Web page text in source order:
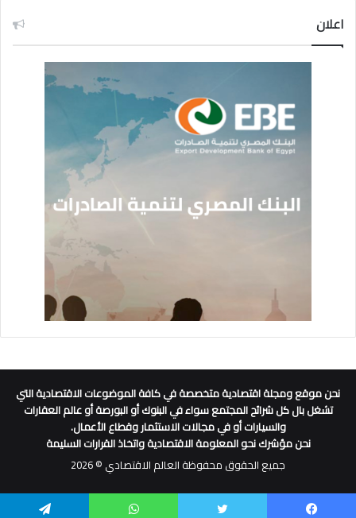
اعلان
نحن موقع ومجلة اقتصادية متخصصة في كافة الموضوعات الاقتصادية التي
تشغل بال كل شرائح المجتمع سواء في البنوك أو البورصة أو عالم العقارات
والسيارات أو في مجالات الاستثمار وقطاع الأعمال.
نحن مؤشرك نحو المعلومة الاقتصادية واتخاذ القرارات السليمة
جميع الحقوق محفوظة العالم الاقتصادي © 2026